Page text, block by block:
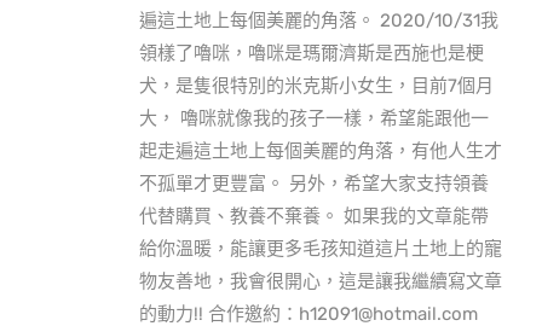
遍這土地上每個美麗的角落。 2020/10/31我
領樣了嚕咪，嚕咪是瑪爾濟斯是西施也是梗
犬，是隻很特別的米克斯小女生，目前7個月
大， 嚕咪就像我的孩子一樣，希望能跟他一
起走遍這土地上每個美麗的角落，有他人生才
不孤單才更豐富。 另外，希望大家支持領養
代替購買、教養不棄養。 如果我的文章能帶
給你溫暖，能讓更多毛孩知道這片土地上的寵
物友善地，我會很開心，這是讓我繼續寫文章
的動力!! 合作邀約：h12091@hotmail.com